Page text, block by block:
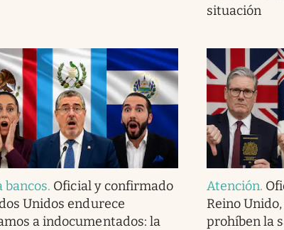
situación
bancos. Oficial y confirmado
Unidos endurece
a indocumentados: la
Atención.
Reino
prohíben la